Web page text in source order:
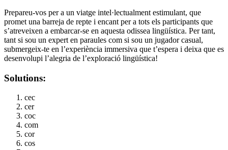
Prepareu-vos per a un viatge intel·lectualment estimulant, que
promet una barreja de repte i encant per a tots els participants que
s’atreveixen a embarcar-se en aquesta odissea lingüística. Per tant,
tant si sou un expert en paraules com si sou un jugador casual,
submergeix-te en l’experiència immersiva que t’espera i deixa que es
desenvolupi l’alegria de l’exploració lingüística!
Solutions:
cec
cer
coc
com
cor
cos